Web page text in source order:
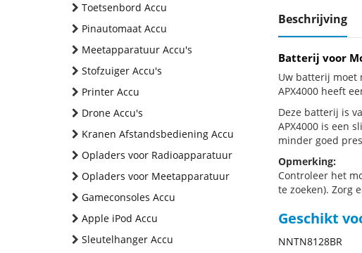
Toetsenbord Accu
Pinautomaat Accu
Meetapparatuur Accu's
Stofzuiger Accu's
Printer Accu
Drone Accu's
Kranen Afstandsbediening Accu
Opladers voor Radioapparatuur
Opladers voor Meetapparatuur
Gameconsoles Accu
Apple iPod Accu
Sleutelhanger Accu
Beschrijving
Batterij voor
Uw batterij moet
APX4000 heeft
Deze batterij is
APX4000 is een
minder goed
Opmerking:
Controleer het
te zoeken). Zorg
Geschikt
NNTN8128BR